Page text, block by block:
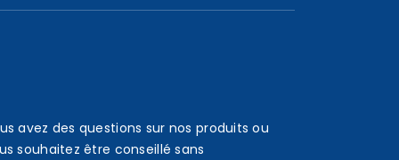
avez des questions sur nos produits ou
souhaitez être conseillé sans